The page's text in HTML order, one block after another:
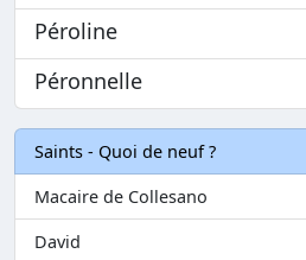
Péroline
Péronnelle
Saints - Quoi de neuf ?
Macaire de Collesano
David